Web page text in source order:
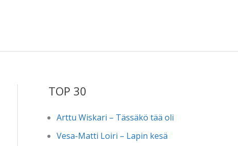
TOP 30
Arttu Wiskari – Tässäkö tää oli
Vesa-Matti Loiri – Lapin kesä